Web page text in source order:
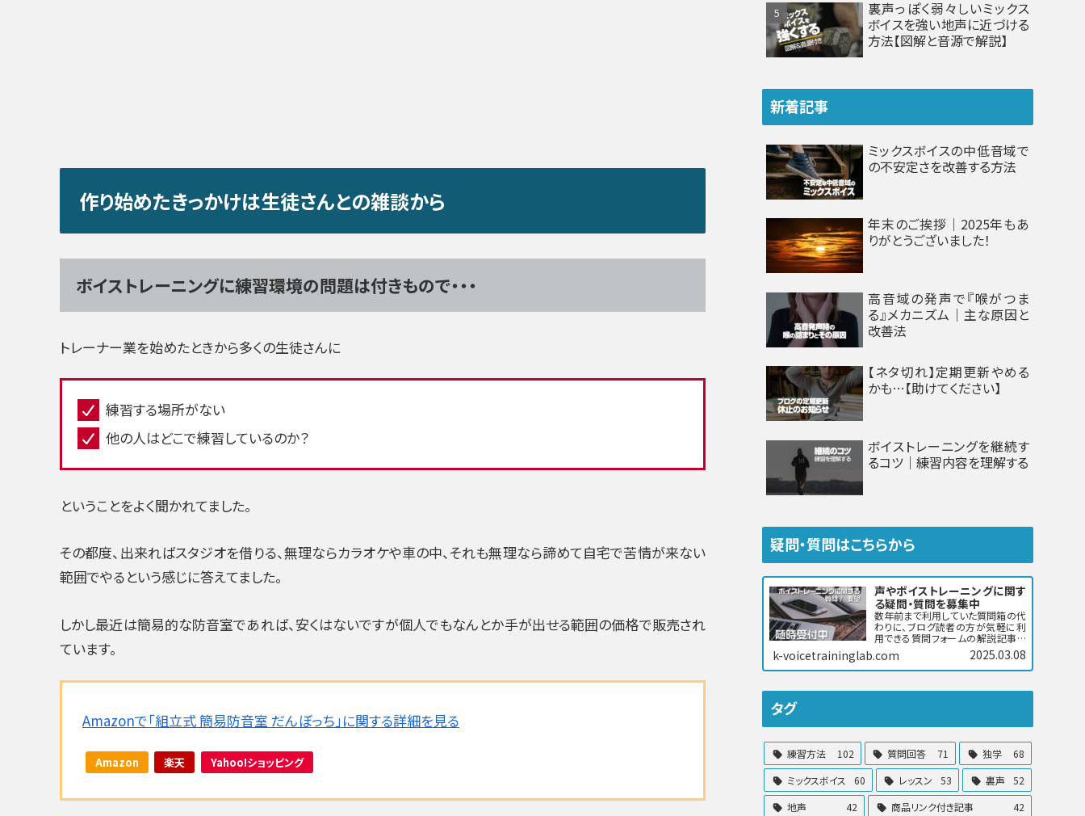
作り始めたきっかけは生徒さんとの雑談から
ボイストレーニングに練習環境の問題は付きもので・・・
トレーナー業を始めたときから多くの生徒さんに
練習する場所がない
他の人はどこで練習しているのか？
ということをよく聞かれてました。
その都度、出来ればスタジオを借りる、無理ならカラオケや車の中、それも無理なら諦めて自宅で苦情が来ない
範囲でやるという感じに答えてました。
しかし最近は簡易的な防音室であれば、安くはないですが個人でもなんとか手が出せる範囲の価格で販売され
ています。
Amazonで「組立式 簡易防音室 だんぼっち」に関する詳細を見る
Amazon 楽天 Yahoo!ショッピング
裏声っぽく弱々しいミックス
ボイスを強い地声に近づける
方法【図解と音源で解説】
新着記事
ミックスボイスの中低音域で
の不安定さを改善する方法
年末のご挨拶｜2025年もあ
りがとうございました！
高音域の発声で『喉がつま
る』メカニズム｜主な原因と
改善法
【ネタ切れ】定期更新やめる
かも…【助けてください】
ボイストレーニングを継続す
るコツ｜練習内容を理解する
疑問・質問はこちらから
声やボイストレーニングに関す
る疑問・質問を募集中
数年前まで利用していた質問箱の代
わりに、ブログ読者の方が気軽に利
用できる質問フォームの解説記事で
k-voicetraininglab.com 2025.03.08
タグ
練習方法 102 質問回答 71 独学
68
ミックスボイス
60 レッスン 53 裏声
52
地声
42 商品リンク付き記事
42